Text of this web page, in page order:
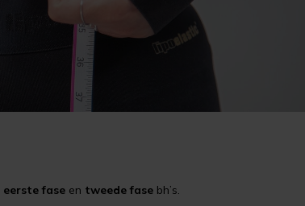
eerste fase en tweede fase bh’s.